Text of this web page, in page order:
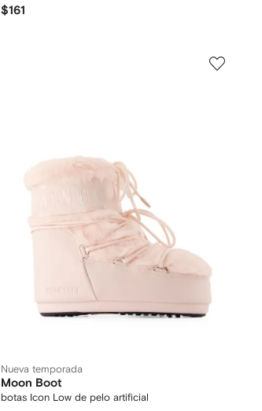
$161
Nueva temporada
Moon Boot
botas Icon Low de pelo artificial